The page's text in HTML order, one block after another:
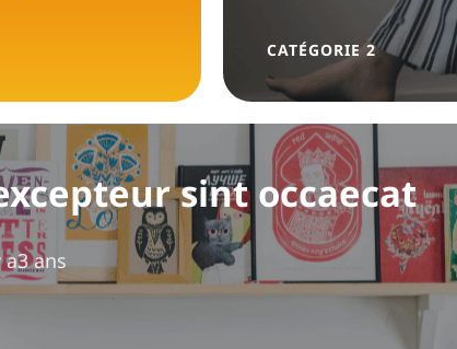
CATÉGORIE 2
sint occaecat
a3 ans